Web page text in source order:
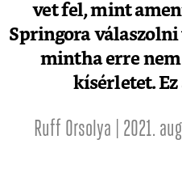
vet fel, mint
Springora válaszolni
mintha erre
kísérletet. Ez
Ruff Orsolya | 2021.